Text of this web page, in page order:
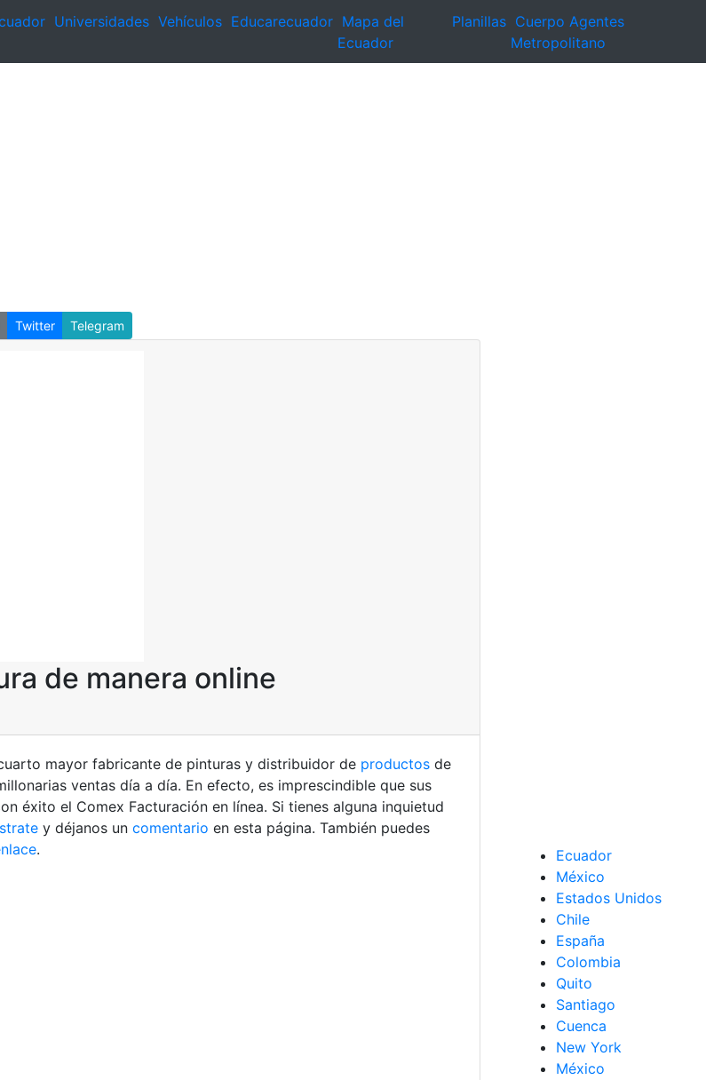
Universidades Vehículos Educarecuador Mapa del
Ecuador
Planillas Cuerpo Agentes
Metropolitano
Twitter Telegram
de manera online
mayor fabricante de pinturas y distribuidor de productos de
ventas día a día. En efecto, es imprescindible que sus
éxito el Comex Facturación en línea. Si tienes alguna inquietud
y déjanos un comentario en esta página. También puedes
.
Ecuador
México
Estados Unidos
Chile
España
Colombia
Quito
Santiago
Cuenca
New York
México